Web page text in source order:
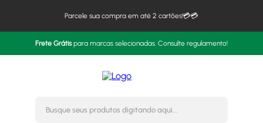
Parcele sua compra em até 2 cartões!💳💳
Frete Grátispara marcas selecionadas. Consulte regulamento!
Busque seus produtos